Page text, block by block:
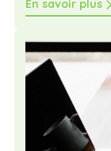
En savoir plus